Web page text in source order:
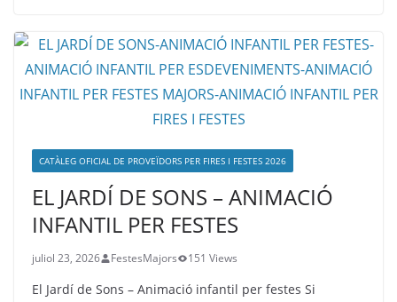
CATÀLEG OFICIAL DE PROVEÏDORS PER FIRES I FESTES 2026
EL JARDÍ DE SONS – ANIMACIÓ
INFANTIL PER FESTES
juliol 23, 2026 FestesMajors 151 Views
El Jardí de Sons – Animació infantil per festes Si